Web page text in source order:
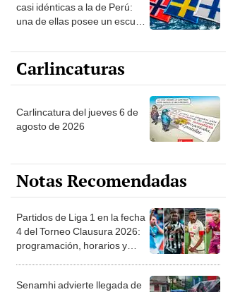
casi idénticas a la de Perú:
una de ellas posee un escudo
Carlincaturas
Carlincatura del jueves 6 de
agosto de 2026
Notas Recomendadas
Partidos de Liga 1 en la fecha
4 del Torneo Clausura 2026:
programación, horarios y
Senamhi advierte llegada de